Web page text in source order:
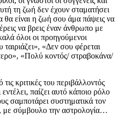
τη ζωή δεν έχουν σταματήσει
θα είναι η ζωή σου άμα πάψεις να
να βρεις έναν άνθρωπο με
όλοι οι προηγούμενοι
ταιριάζει», «Δεν σου φέρεται
«Πολύ κοντός/ στραβοκάνα/
κριτικές του περιβάλλοντός
παίζει αυτό κάποιο ρόλο
σαμποτάρει συστηματικά τον
με σύμβουλο την αστρολογία…